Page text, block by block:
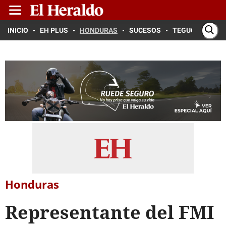
INICIO EH PLUS HONDURAS SUCESOS TEGUCIGALPA
Honduras
Representante del FMI